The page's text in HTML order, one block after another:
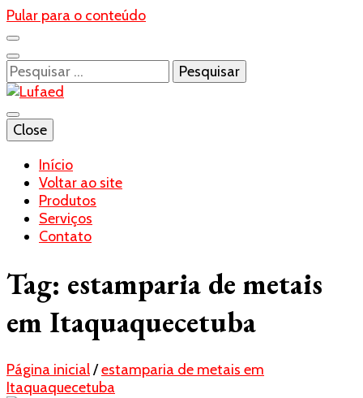
Pular para o conteúdo
Pesquisar
por:
Lufaed
Blog- Lufaed
Close
Início
Voltar ao site
Produtos
Serviços
Contato
Tag: estamparia de metais
em Itaquaquecetuba
Página inicial/estamparia de metais em
Itaquaquecetuba